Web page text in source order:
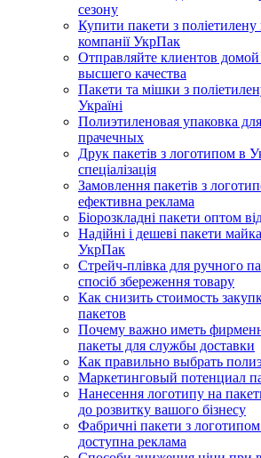
сезону
Купити пакети з поліетилену
компанії УкрПак
Отправляйте клиентов
высшего качества
Пакети та мішки з
Україні
Полиэтиленовая упаковка
прачечных
Друк пакетів з логотипом в
спеціалізація
Замовлення пакетів з
ефективна реклама
Біорозкладні пакети оптом
Надійні і дешеві пакети
УкрПак
Стрейч-плівка для ручного
спосіб збереження товару
Как снизить стоимость
пакетов
Почему важно иметь
пакеты для службы доставки
Как правильно выбрать
Маркетинговый потенциал
Нанесення логотипу на
до розвитку вашого бізнесу
Фабричні пакети з
доступна реклама